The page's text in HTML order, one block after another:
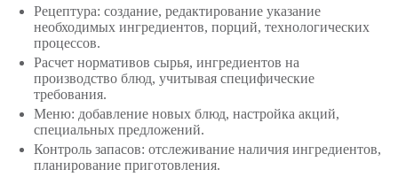
Рецептура: создание, редактирование указание
необходимых ингредиентов, порций, технологических
процессов.
Расчет нормативов сырья, ингредиентов на
производство блюд, учитывая специфические
требования.
Меню: добавление новых блюд, настройка акций,
специальных предложений.
Контроль запасов: отслеживание наличия ингредиентов,
планирование приготовления.